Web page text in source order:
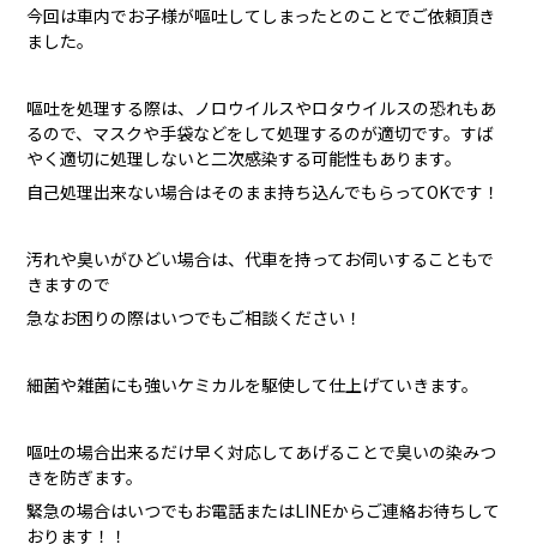
今回は車内でお子様が嘔吐してしまったとのことでご依頼頂き
ました。
嘔吐を処理する際は、ノロウイルスやロタウイルスの恐れもあ
るので、マスクや手袋などをして処理するのが適切です。すば
やく適切に処理しないと二次感染する可能性もあります。
自己処理出来ない場合はそのまま持ち込んでもらってOKです！
汚れや臭いがひどい場合は、代車を持ってお伺いすることもで
きますので
急なお困りの際はいつでもご相談ください！
細菌や雑菌にも強いケミカルを駆使して仕上げていきます。
嘔吐の場合出来るだけ早く対応してあげることで臭いの染みつ
きを防ぎます。
緊急の場合はいつでもお電話またはLINEからご連絡お待ちして
おります！！